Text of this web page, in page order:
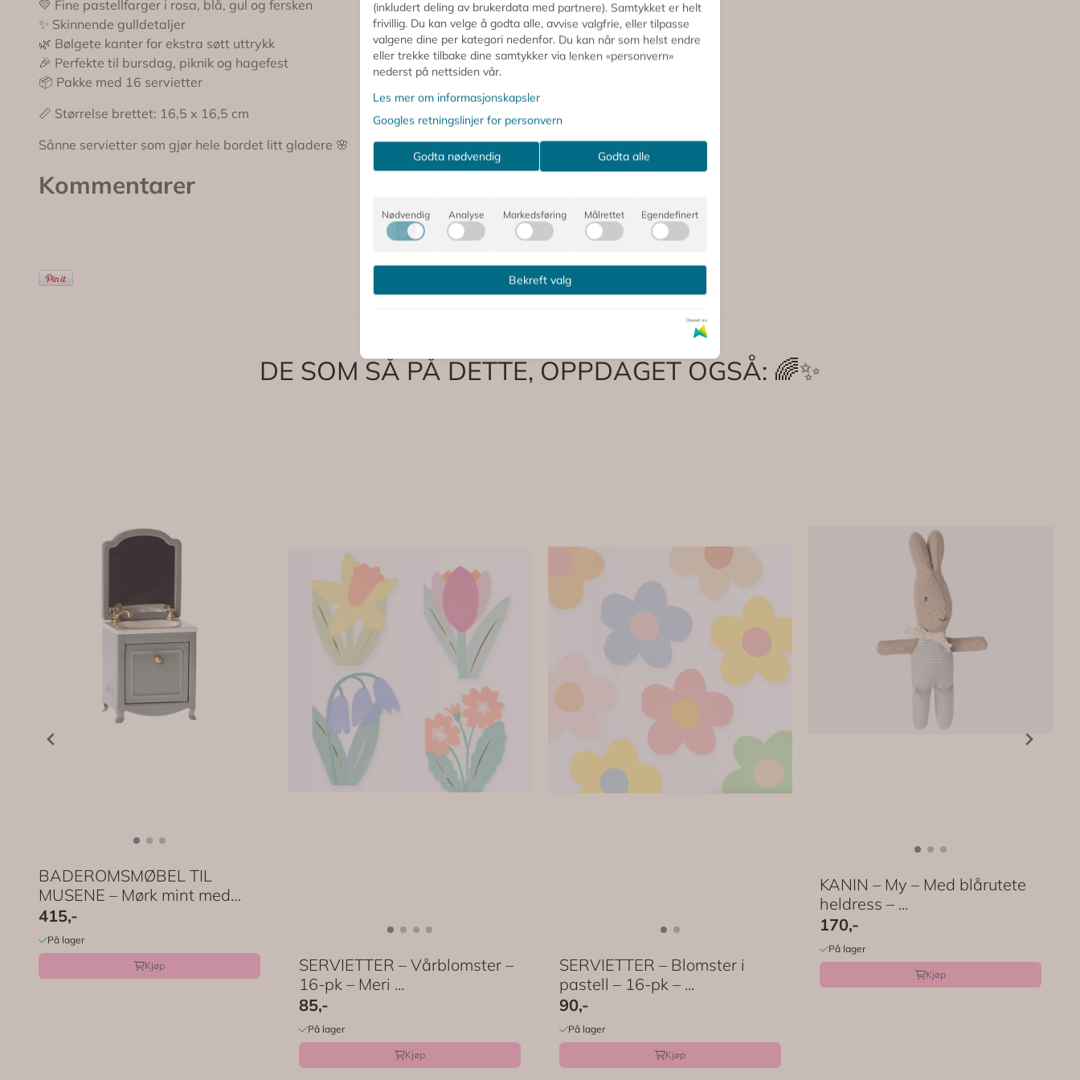
💛 Fine pastellfarger i rosa, blå, gul og fersken
✨ Skinnende gulldetaljer
🌿 Bølgete kanter for ekstra søtt uttrykk
🎉 Perfekte til bursdag, piknik og hagefest
📦 Pakke med 16 servietter
📏 Størrelse brettet: 16,5 x 16,5 cm
Sånne servietter som gjør hele bordet litt gladere 🌸
Kommentarer
DE SOM SÅ PÅ DETTE, OPPDAGET OGSÅ: 🌈✨
BADEROMSMØBEL TIL
MUSENE – Mørk mint med
speil ...
415,-
På lager
Kjøp
SERVIETTER – Vårblomster –
16-pk – Meri ...
85,-
På lager
Kjøp
SERVIETTER – Blomster i
pastell – 16-pk – ...
90,-
På lager
Kjøp
KANIN – My – Med blårutete
heldress – ...
170,-
På lager
Kjøp
(inkludert deling av brukerdata med partnere). Samtykket er helt
frivillig. Du kan velge å godta alle, avvise valgfrie, eller tilpasse
valgene dine per kategori nedenfor. Du kan når som helst endre
eller trekke tilbake dine samtykker via lenken «personvern»
nederst på nettsiden vår.
Les mer om informasjonskapsler
Googles retningslinjer for personvern
Godta nødvendig Godta alle
Nødvendig Analyse Markedsføring Målrettet Egendefinert
Bekreft valg
Drevet av